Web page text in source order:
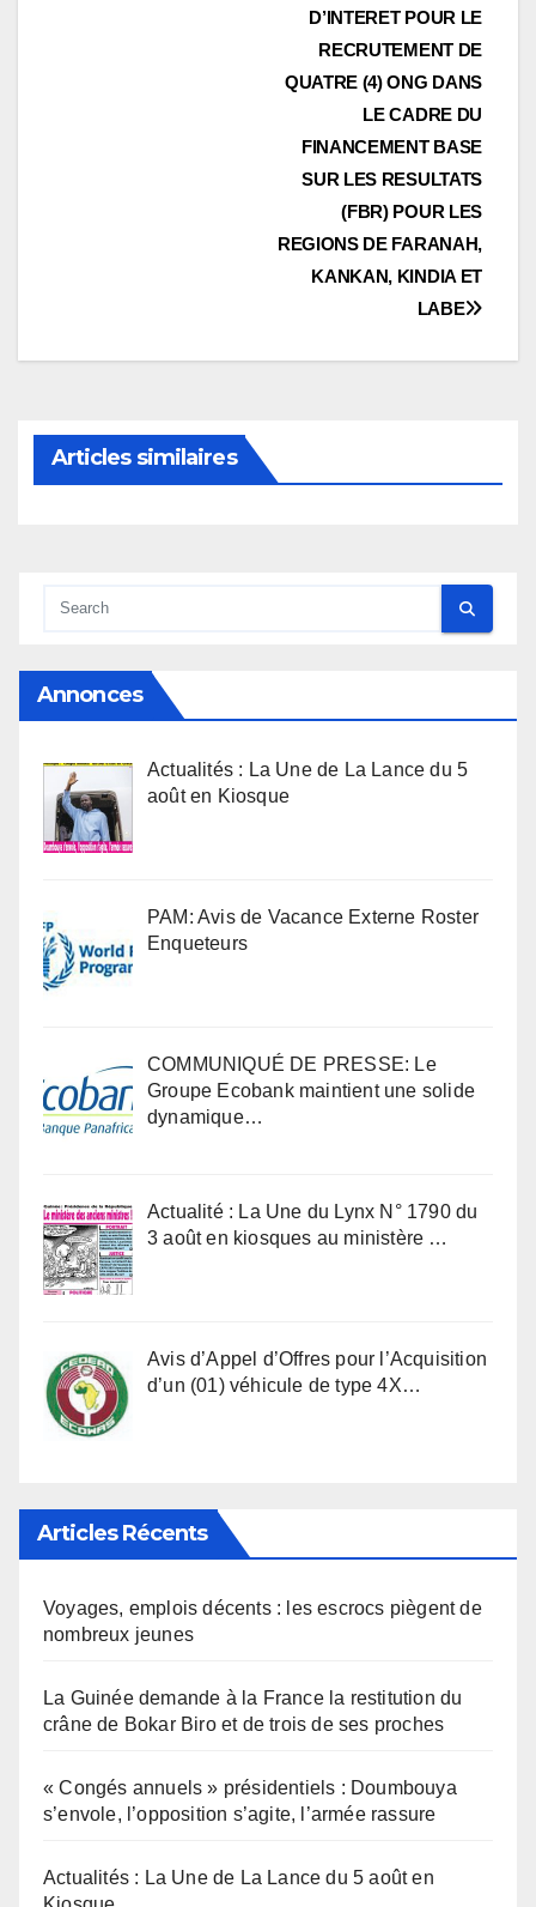
D’INTERET POUR LE
RECRUTEMENT DE
QUATRE (4) ONG DANS
LE CADRE DU
FINANCEMENT BASE
SUR LES RESULTATS
(FBR) POUR LES
REGIONS DE FARANAH,
KANKAN, KINDIA ET
LABE
Articles similaires
Annonces
Actualités : La Une de La Lance du 5
août en Kiosque
PAM: Avis de Vacance Externe Roster
Enqueteurs
COMMUNIQUÉ DE PRESSE: Le
Groupe Ecobank maintient une solide
dynamique…
Actualité : La Une du Lynx N° 1790 du
3 août en kiosques au ministère …
Avis d’Appel d’Offres pour l’Acquisition
d’un (01) véhicule de type 4X…
Articles Récents
Voyages, emplois décents : les escrocs piègent de
nombreux jeunes
La Guinée demande à la France la restitution du
crâne de Bokar Biro et de trois de ses proches
« Congés annuels » présidentiels : Doumbouya
s’envole, l’opposition s’agite, l’armée rassure
Actualités : La Une de La Lance du 5 août en